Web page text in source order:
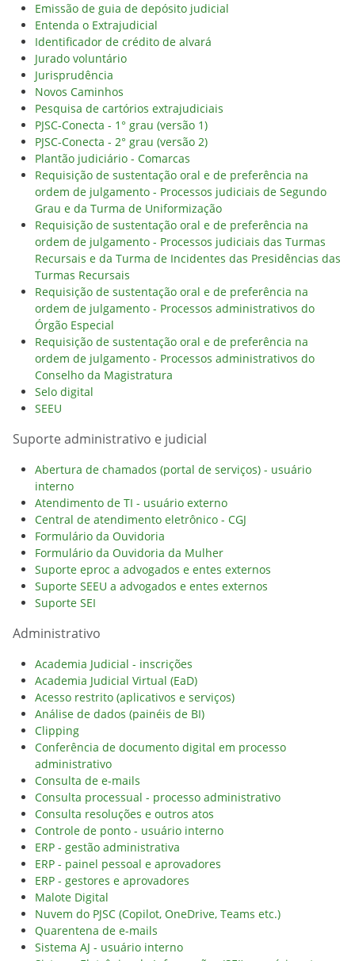
Emissão de guia de depósito judicial
Entenda o Extrajudicial
Identificador de crédito de alvará
Jurado voluntário
Jurisprudência
Novos Caminhos
Pesquisa de cartórios extrajudiciais
PJSC-Conecta - 1° grau (versão 1)
PJSC-Conecta - 2° grau (versão 2)
Plantão judiciário - Comarcas
Requisição de sustentação oral e de preferência na
ordem de julgamento - Processos judiciais de Segundo
Grau e da Turma de Uniformização
Requisição de sustentação oral e de preferência na
ordem de julgamento - Processos judiciais das Turmas
Recursais e da Turma de Incidentes das Presidências das
Turmas Recursais
Requisição de sustentação oral e de preferência na
ordem de julgamento - Processos administrativos do
Órgão Especial
Requisição de sustentação oral e de preferência na
ordem de julgamento - Processos administrativos do
Conselho da Magistratura
Selo digital
SEEU
Suporte administrativo e judicial
Abertura de chamados (portal de serviços) - usuário
interno
Atendimento de TI - usuário externo
Central de atendimento eletrônico - CGJ
Formulário da Ouvidoria
Formulário da Ouvidoria da Mulher
Suporte eproc a advogados e entes externos
Suporte SEEU a advogados e entes externos
Suporte SEI
Administrativo
Academia Judicial - inscrições
Academia Judicial Virtual (EaD)
Acesso restrito (aplicativos e serviços)
Análise de dados (painéis de BI)
Clipping
Conferência de documento digital em processo
administrativo
Consulta de e-mails
Consulta processual - processo administrativo
Consulta resoluções e outros atos
Controle de ponto - usuário interno
ERP - gestão administrativa
ERP - painel pessoal e aprovadores
ERP - gestores e aprovadores
Malote Digital
Nuvem do PJSC (Copilot, OneDrive, Teams etc.)
Quarentena de e-mails
Sistema AJ - usuário interno